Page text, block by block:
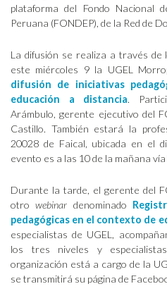
plataforma del Fondo Nacional
Peruana (FONDEP), de la Red de
La difusión se realiza a través
este miércoles 9 la UGEL
difusión de iniciativas
educación a distancia.
Arámbulo, gerente ejecutivo del
Castillo. También estará la
20028 de Faical, ubicada en el
evento es a las 10 de la mañana
Durante la tarde, el gerente del
otrowebinar denominado
pedagógicas en el contexto de
especialistas de UGEL,
los tres niveles y
organización está a cargo de la
se transmitirá su página de